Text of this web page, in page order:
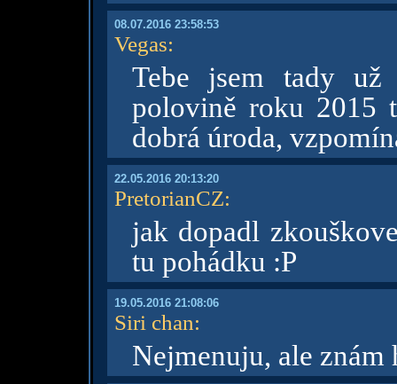
08.07.2016 23:58:53
Vegas:
Tebe jsem tady už
polovině roku 2015
dobrá úroda,
22.05.2016 20:13:20
PretorianCZ:
jak dopadl
tu pohádku :P
19.05.2016 21:08:06
Siri chan:
Nejmenuju, ale znám